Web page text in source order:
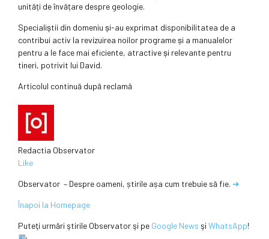
unități de învățare despre geologie.
Specialiștii din domeniu și-au exprimat disponibilitatea de a
contribui activ la revizuirea noilor programe și a manualelor
pentru a le face mai eficiente, atractive și relevante pentru
tineri, potrivit lui David.
Articolul continuă după reclamă
Redactia Observator
Like
Observator – Despre oameni, știrile așa cum trebuie să fie. ➜
Înapoi la Homepage
Puteţi urmări ştirile Observator şi pe Google News şi WhatsApp!